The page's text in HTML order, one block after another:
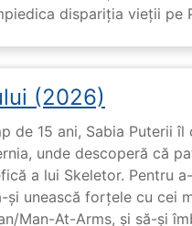
dispariția vieții pe
(2026)
de 15 ani, Sabia Puterii îl
unde descoperă că
a lui Skeletor. Pentru
și unească forțele cu cei
Man-At-Arms, și să-și